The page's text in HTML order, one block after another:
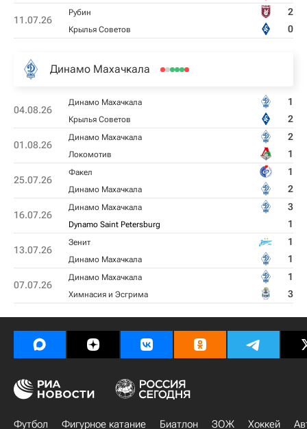
11.07.26
Рубин 2
Крылья Советов 0
Динамо Махачкала
04.08.26
Динамо Махачкала 1
Крылья Советов 2
01.08.26
Динамо Махачкала 2
Локомотив 1
25.07.26
Факел 1
Динамо Махачкала 2
16.07.26
Динамо Махачкала 3
Dynamo Saint Petersburg 1
13.07.26
Зенит 1
Динамо Махачкала 1
07.07.26
Динамо Махачкала 1
Химнасия и Эсгрима 3
Футбол Фигурное катание Биатлон ЗОЖ Хоккей